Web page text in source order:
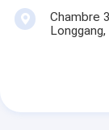
Chambre